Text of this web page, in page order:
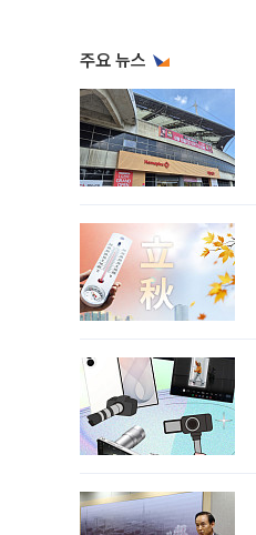
주요 뉴스